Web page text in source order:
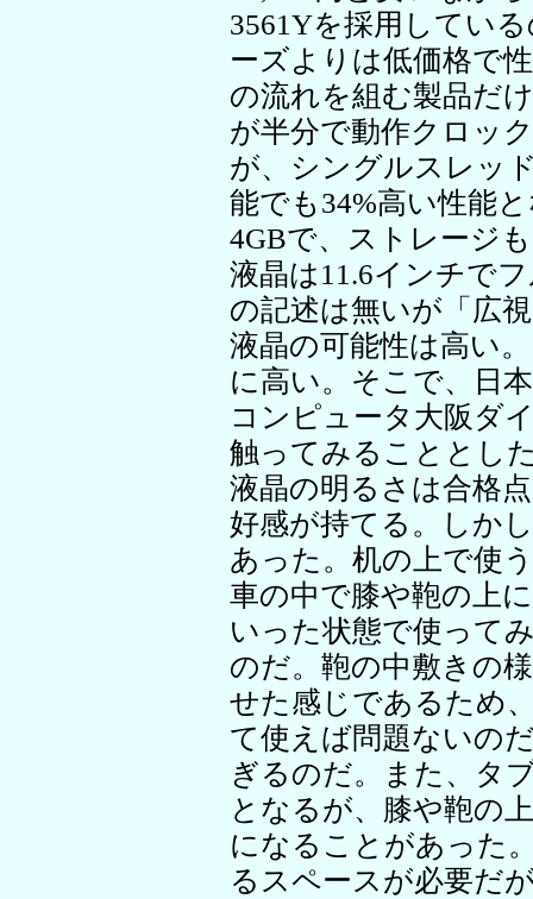
3561Yを採用してい
ーズよりは低価格で
の流れを組む製品だ
が半分で動作クロッ
が、シングルスレッ
能でも34%高い性能
4GBで、ストレージ
液晶は11.6インチで
の記述は無いが「広
液晶の可能性は高い
に高い。そこで、日
コンピュータ大阪ダ
触ってみることとし
液晶の明るさは合格
好感が持てる。しか
あった。机の上で使
車の中で膝や鞄の上
いった状態で使って
のだ。鞄の中敷きの
せた感じであるため
て使えば問題ないの
ぎるのだ。また、タ
となるが、膝や鞄の
になることがあった
るスペースが必要だ